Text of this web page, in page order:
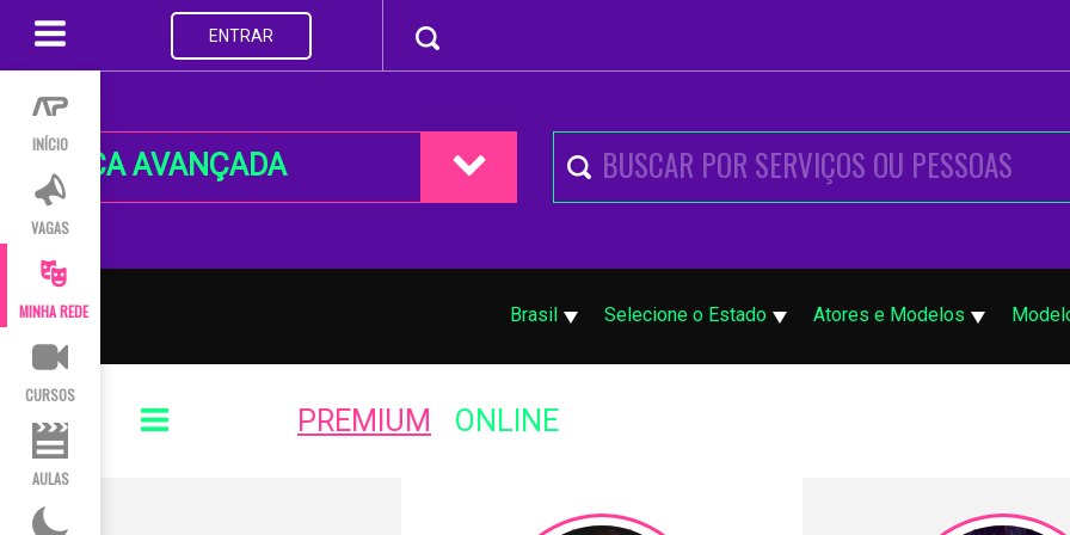
INÍCIO
VAGAS
MINHA REDE
CURSOS
AULAS
ENTRAR
BUSCA AVANÇADA
Brasil Selecione o Estado Atores e Modelos
PREMIUM ONLINE